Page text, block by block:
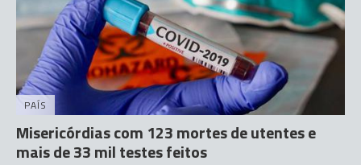
PAÍS
Misericórdias com 123 mortes de utentes e
mais de 33 mil testes feitos